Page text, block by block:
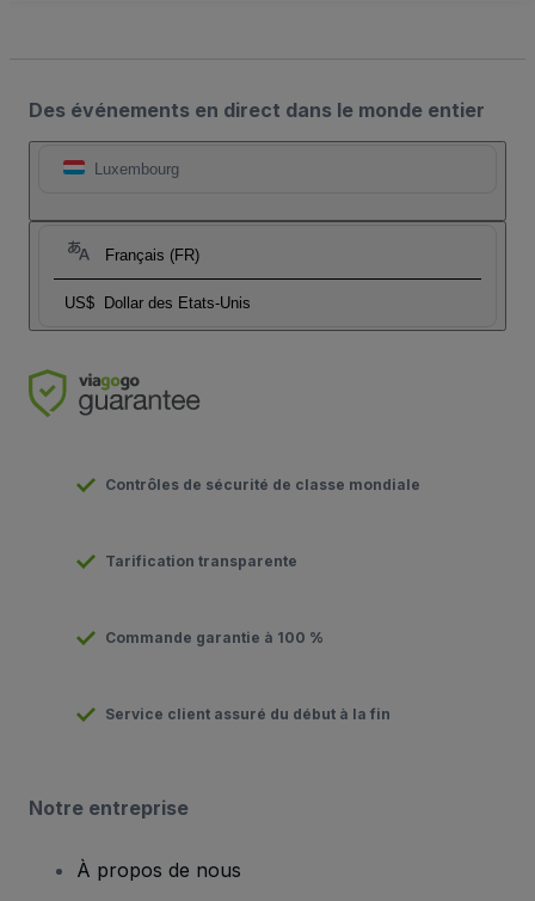
Des événements en direct dans le monde entier
Luxembourg
Français (FR)
US$ Dollar des Etats-Unis
Contrôles de sécurité de classe mondiale
Tarification transparente
Commande garantie à 100 %
Service client assuré du début à la fin
Notre entreprise
À propos de nous